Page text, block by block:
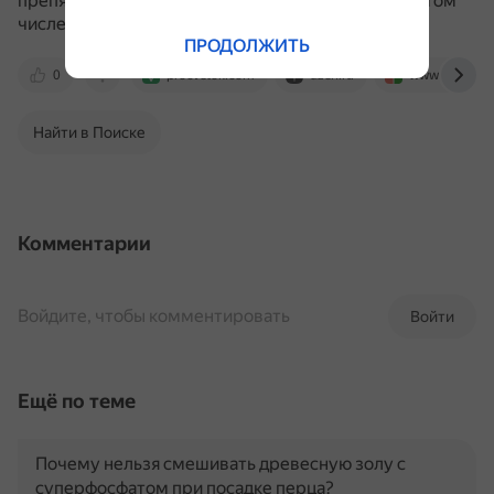
числе, азота.
0 procvetok.com dzen.ru www.sb.by
Найти в Поиске
Комментарии
Войти
Войдите, чтобы комментировать
Ещё по теме
Почему нельзя смешивать древесную золу с
суперфосфатом при посадке перца?
ПРОДОЛЖИТЬ